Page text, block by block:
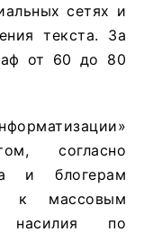
сетях и
текста. За
от 60 до 80
согласно
и блогерам
к массовым
насилия по